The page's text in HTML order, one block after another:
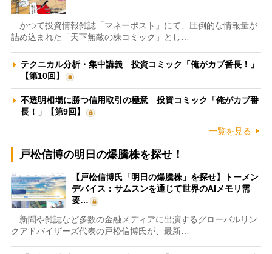
かつて投資情報雑誌「マネーポスト」にて、圧倒的な情報量が
詰め込まれた「天下無敵の株コミック」とし…
テクニカル分析・集中講義 投資コミック「俺がカブ番長！」
【第10回】
不透明相場に勝つ信用取引の極意 投資コミック「俺がカブ番
長！」【第9回】
一覧を見る
戸松信博の明日の爆騰株を探せ！
【戸松信博氏「明日の爆騰株」を探せ】トーメン
デバイス：サムスンを通じて世界のAIメモリ需
要…
新聞や雑誌など多数の金融メディアに出演するグローバルリン
クアドバイザーズ代表の戸松信博氏が、最新…